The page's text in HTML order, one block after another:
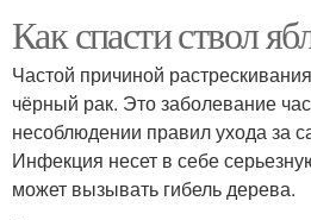
Как спасти ствол
Частой причиной
чёрный рак. Это заболевание
несоблюдении правил ухода за
Инфекция несет в себе
может вызывать гибель дерева.